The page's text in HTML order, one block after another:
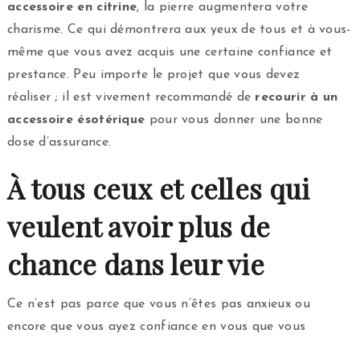
accessoire en citrine, la pierre augmentera votre
charisme. Ce qui démontrera aux yeux de tous et à vous-
même que vous avez acquis une certaine confiance et
prestance. Peu importe le projet que vous devez
réaliser ; il est vivement recommandé de recourir à un
accessoire ésotérique pour vous donner une bonne
dose d’assurance.
À tous ceux et celles qui
veulent avoir plus de
chance dans leur vie
Ce n’est pas parce que vous n’êtes pas anxieux ou
encore que vous ayez confiance en vous que vous